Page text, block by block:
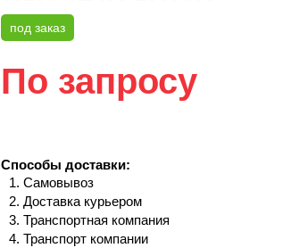
под заказ
По запросу
Способы доставки:
Самовывоз
Доставка курьером
Транспортная компания
Транспорт компании